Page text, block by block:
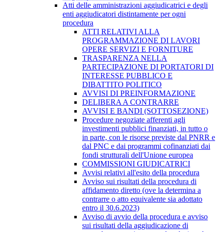
Atti delle amministrazioni aggiudicatrici e degli
enti aggiudicatori distintamente per ogni
procedura
ATTI RELATIVI ALLA
PROGRAMMAZIONE DI LAVORI
OPERE SERVIZI E FORNITURE
TRASPARENZA NELLA
PARTECIPAZIONE DI PORTATORI DI
INTERESSE PUBBLICO E
DIBATTITO POLITICO
AVVISI DI PREINFORMAZIONE
DELIBERA A CONTRARRE
AVVISI E BANDI (SOTTOSEZIONE)
Procedure negoziate afferenti agli
investimenti pubblici finanziati, in tutto o
in parte, con le risorse previste dal PNRR e
dal PNC e dai programmi cofinanziati dai
fondi strutturali dell'Unione europea
COMMISSIONI GIUDICATRICI
Avvisi relativi all'esito della procedura
Avviso sui risultati della procedura di
affidamento diretto (ove la determina a
contrarre o atto equivalente sia adottato
entro il 30.6.2023)
Avviso di avvio della procedura e avviso
sui risultati della aggiudicazione di